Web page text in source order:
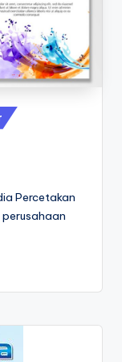
Percetakan
perusahaan